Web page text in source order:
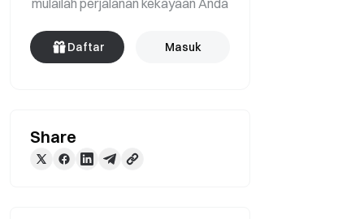
mulailah perjalanan kekayaan Anda
Daftar Masuk
Share